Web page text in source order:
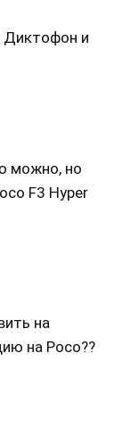
Диктофон и
можно, но
F3 Hyper
на
на Poco??